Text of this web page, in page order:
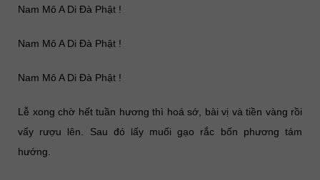
Nam Mô A Di Đà Phật !
Nam Mô A Di Đà Phật !
Nam Mô A Di Đà Phật !
Lễ xong chờ hết tuần hương thì hoá sớ, bài vị và tiền vàng rồi
vẩy rượu lên. Sau đó lấy muối gạo rắc bốn phương tám
hướng.